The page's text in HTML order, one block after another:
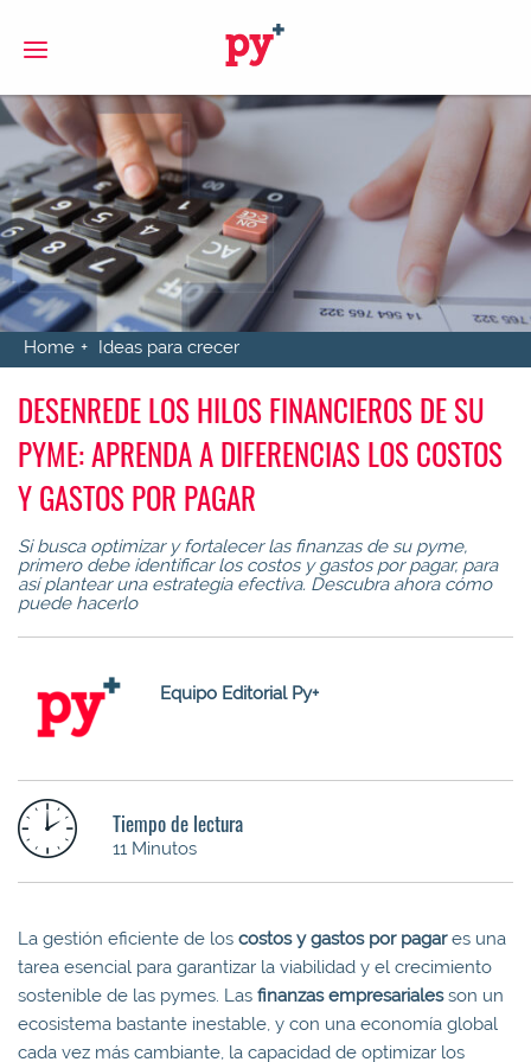
Home Ideas para crecer
DESENREDE LOS HILOS FINANCIEROS DE SU
PYME: APRENDA A DIFERENCIAS LOS COSTOS
Y GASTOS POR PAGAR
Si busca optimizar y fortalecer las finanzas de su pyme,
primero debe identificar los costos y gastos por pagar, para
así plantear una estrategia efectiva. Descubra ahora cómo
puede hacerlo
Equipo Editorial Py+
Tiempo de lectura
11 Minutos
La gestión eficiente de los costos y gastos por pagares una
tarea esencial para garantizar la viabilidad y el crecimiento
sostenible de las pymes. Las finanzas empresarialesson un
ecosistema bastante inestable, y con una economía global
cada vez más cambiante, la capacidad de optimizar los